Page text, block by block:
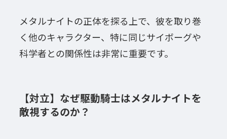
メタルナイトの正体を探る上で、彼を取り巻
く他のキャラクター、特に同じサイボーグや
科学者との関係性は非常に重要です。
【対立】なぜ駆動騎士はメタルナイトを
敵視するのか？